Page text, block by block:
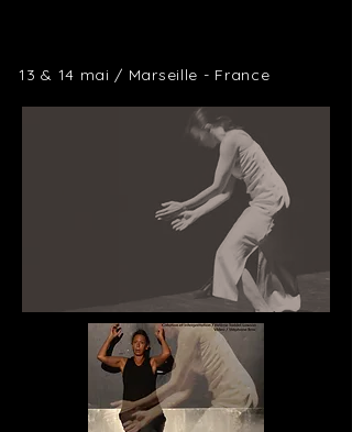
13 & 14 mai / Marseille - France